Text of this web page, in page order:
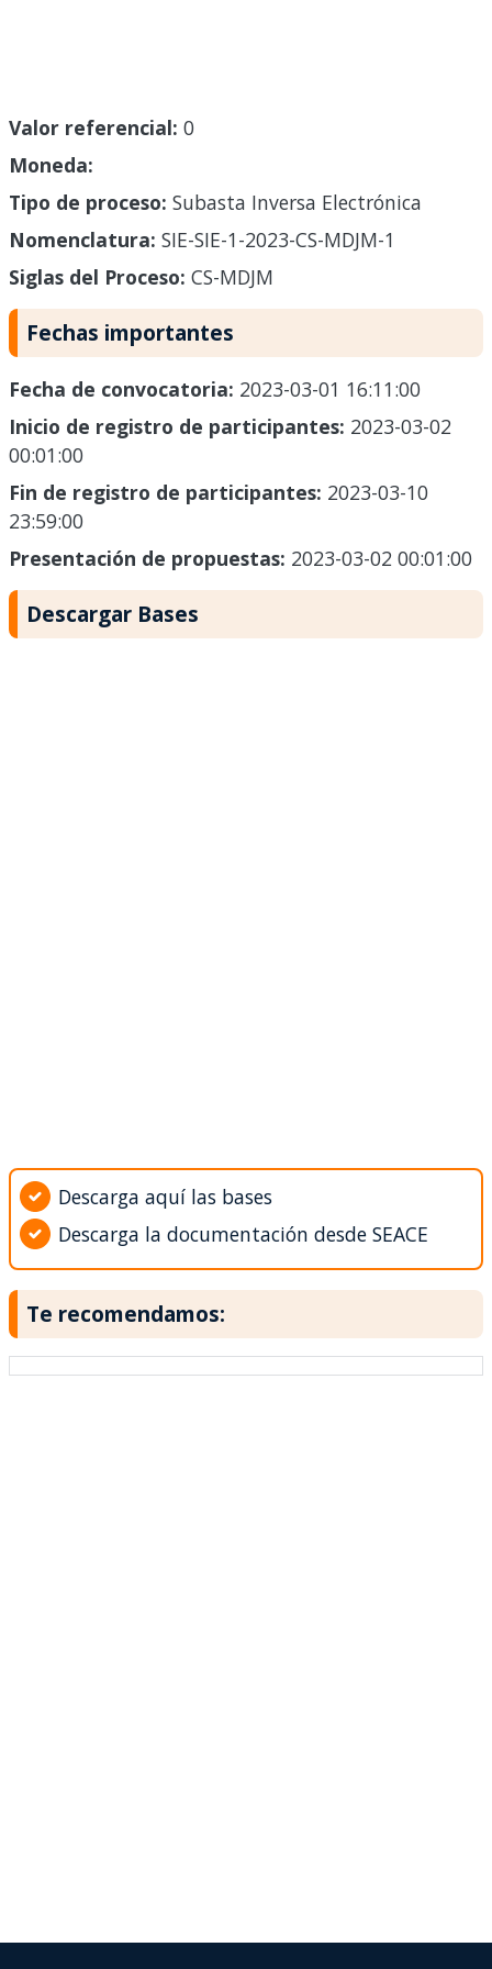
Valor referencial: 0
Moneda:
Tipo de proceso: Subasta Inversa Electrónica
Nomenclatura: SIE-SIE-1-2023-CS-MDJM-1
Siglas del Proceso: CS-MDJM
Fechas importantes
Fecha de convocatoria: 2023-03-01 16:11:00
Inicio de registro de participantes: 2023-03-02
00:01:00
Fin de registro de participantes: 2023-03-10
23:59:00
Presentación de propuestas: 2023-03-02 00:01:00
Descargar Bases
Descarga aquí las bases
Descarga la documentación desde SEACE
Te recomendamos: